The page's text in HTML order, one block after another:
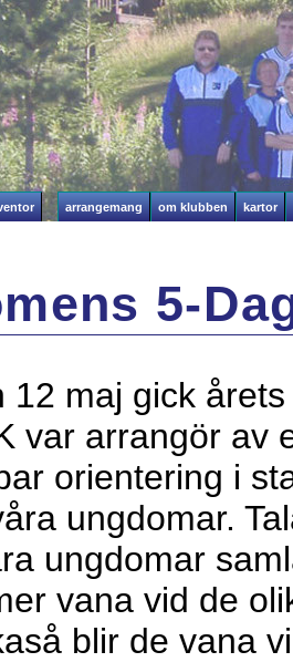
arrangemang om klubben kartor
5-
12 maj gick
var arrangör av
orientering i
ungdomar.
ungdomar
vana vid de
blir de vana